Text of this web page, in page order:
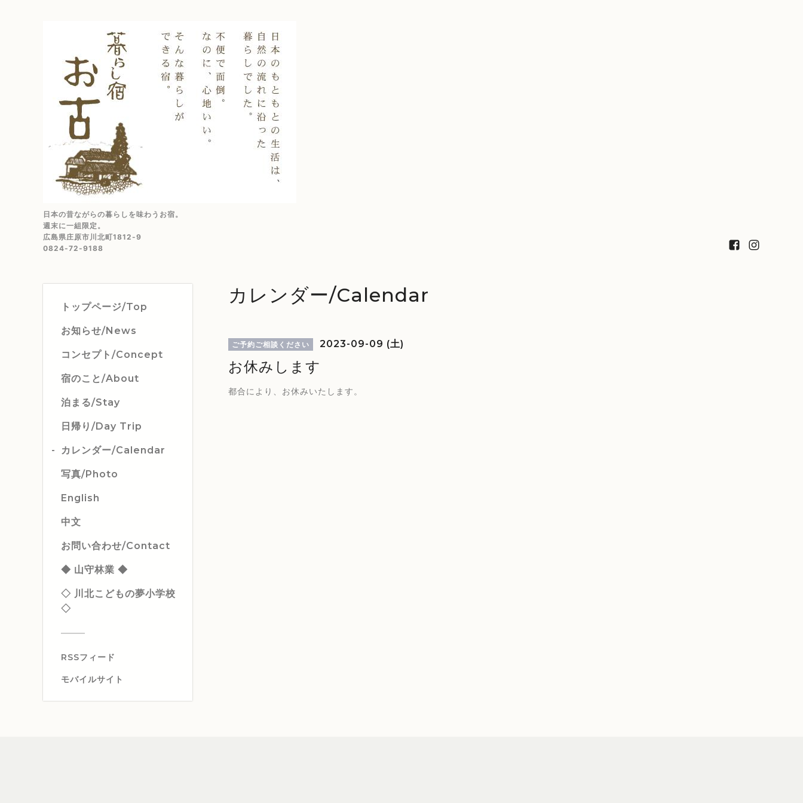
日本の昔ながらの暮らしを味わうお宿。
週末に一組限定。
広島県庄原市川北町1812-9
0824-72-9188
トップページ/Top
お知らせ/News
コンセプト/Concept
宿のこと/About
泊まる/Stay
日帰り/Day Trip
カレンダー/Calendar
写真/Photo
English
中文
お問い合わせ/Contact
◆ 山守林業 ◆
◇ 川北こどもの夢小学校
◇
RSSフィード
モバイルサイト
カレンダー/Calendar
ご予約ご相談ください 2023-09-09 (土)
お休みします
都合により、お休みいたします。